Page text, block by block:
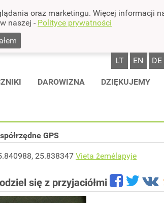
oraz marketingu. Więcej informacji
naszej - Polityce prywatności
LT EN DE
DAROWIZNA DZIĘKUJEMY
GPS
25.838347 Vieta žemėlapyje
się z przyjaciółmi